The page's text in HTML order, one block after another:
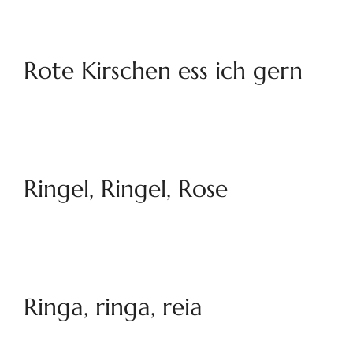
Rote Kirschen ess ich gern
Ringel, Ringel, Rose
Ringa, ringa, reia